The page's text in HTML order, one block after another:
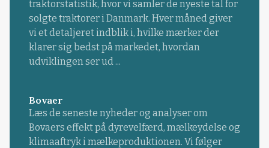
traktorstatistik, hvor vi samler de nyeste tal for
solgte traktorer i Danmark. Hver måned giver
vi et detaljeret indblik i, hvilke mærker der
klarer sig bedst på markedet, hvordan
udviklingen ser ud ...
Bovaer
Læs de seneste nyheder og analyser om
Bovaers effekt på dyrevelfærd, mælkeydelse og
klimaaftryk i mælkeproduktionen. Vi følger